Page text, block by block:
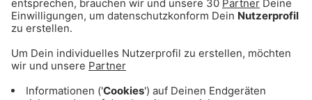
ANZEIGE - Eishockey: Alle Infos & Spiele